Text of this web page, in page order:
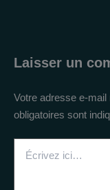
Laisser un
Votre adresse e-mail
obligatoires sont
ici…